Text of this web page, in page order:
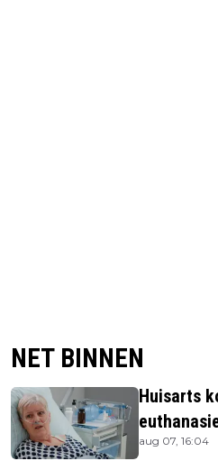
NET BINNEN
Huisarts
ze is
aug 07, 16:04